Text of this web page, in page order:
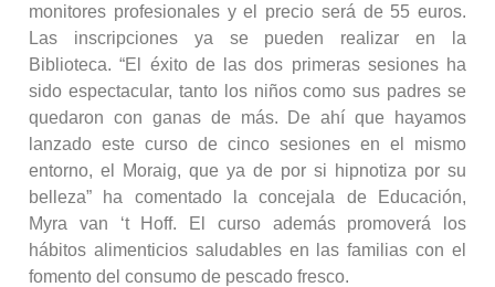
monitores profesionales y el precio será de 55 euros.
Las inscripciones ya se pueden realizar en la
Biblioteca. “El éxito de las dos primeras sesiones ha
sido espectacular, tanto los niños como sus padres se
quedaron con ganas de más. De ahí que hayamos
lanzado este curso de cinco sesiones en el mismo
entorno, el Moraig, que ya de por si hipnotiza por su
belleza” ha comentado la concejala de Educación,
Myra van ‘t Hoff. El curso además promoverá los
hábitos alimenticios saludables en las familias con el
fomento del consumo de pescado fresco.